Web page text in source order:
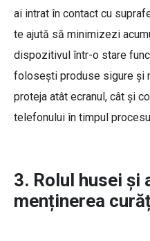
ai intrat în contact cu
te ajută să minimizezi
dispozitivul într-o stare
folosești produse sigure și
proteja atât ecranul, cât și
telefonului în timpul
3. Rolul husei și
menținerea